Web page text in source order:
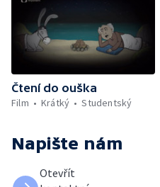
Čtení do ouška
Film
Krátký Studentský
Napište nám
Otevřít